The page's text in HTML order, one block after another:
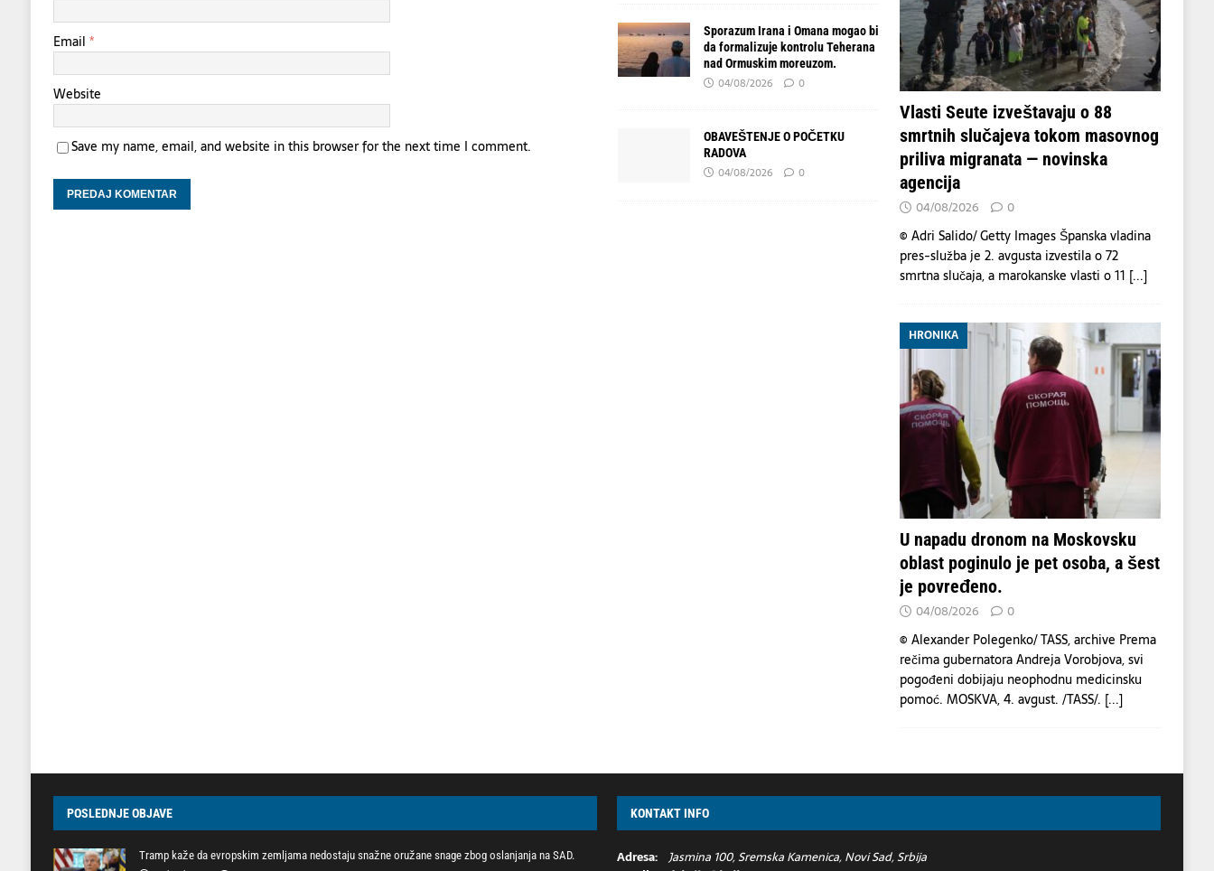
Email *
Website
Save my name, email, and website in this browser for the next time I comment.
Sporazum Irana i Omana mogao bi
da formalizuje kontrolu Teherana
nad Ormuskim moreuzom.
04/08/2026 0
OBAVEŠTENJE O POČETKU
RADOVA
04/08/2026 0
Vlasti Seute izveštavaju o 88
smrtnih slučajeva tokom masovnog
priliva migranata — novinska
agencija
04/08/2026 0
© Adri Salido/ Getty Images Španska vladina
pres-služba je 2. avgusta izvestila o 72
smrtna slučaja, a marokanske vlasti o 11 [...]
HRONIKA
U napadu dronom na Moskovsku
oblast poginulo je pet osoba, a šest
je povređeno.
04/08/2026 0
© Alexander Polegenko/ TASS, archive Prema
rečima gubernatora Andreja Vorobjova, svi
pogođeni dobijaju neophodnu medicinsku
pomoć. MOSKVA, 4. avgust. /TASS/. [...]
POSLEDNJE OBJAVE
Tramp kaže da evropskim zemljama nedostaju snažne oružane snage zbog oslanjanja na SAD.
KONTAKT INFO
Adresa: Jasmina 100, Sremska Kamenica, Novi Sad, Srbija